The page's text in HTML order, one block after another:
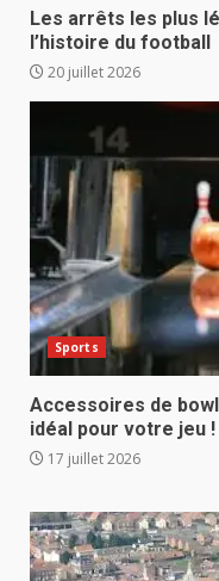
Les arrêts les plus
l’histoire du football
20 juillet 2026
Sports
Accessoires de
idéal pour votre jeu !
17 juillet 2026